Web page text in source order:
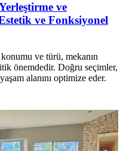
ve
ve Fonksiyonel
ve türü, mekanın
önemdedir. Doğru seçimler,
alanını optimize eder.